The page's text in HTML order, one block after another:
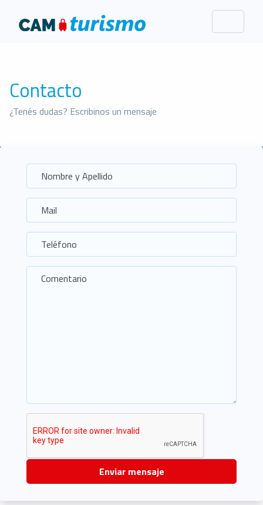
Contacto
¿Tenés dudas? Escribinos un mensaje
Enviar mensaje